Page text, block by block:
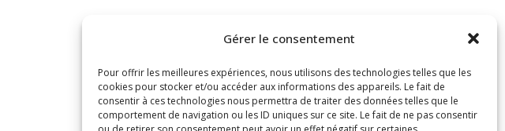
Gérer le consentement
Pour offrir les meilleures expériences, nous utilisons des technologies telles que les
cookies pour stocker et/ou accéder aux informations des appareils. Le fait de
consentir à ces technologies nous permettra de traiter des données telles que le
comportement de navigation ou les ID uniques sur ce site. Le fait de ne pas consentir